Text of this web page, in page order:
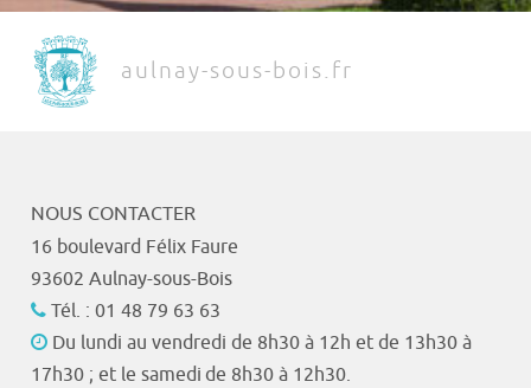
aulnay-sous-bois.fr
NOUS CONTACTER
16 boulevard Félix Faure
93602 Aulnay-sous-Bois
Tél. : 01 48 79 63 63
Du lundi au vendredi de 8h30 à 12h et de 13h30 à
17h30 ; et le samedi de 8h30 à 12h30.